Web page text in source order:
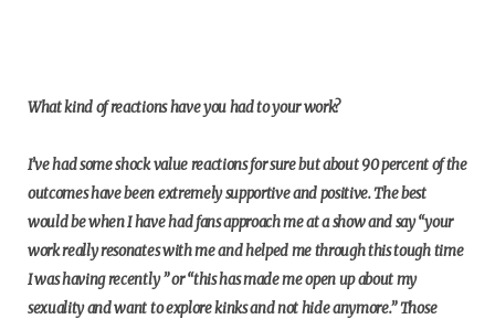
What kind of reactions have you had to your work?
I’ve had some shock value reactions for sure but about 90 percent of the
outcomes have been extremely supportive and positive. The best
would be when I have had fans approach me at a show and say “your
work really resonates with me and helped me through this tough time
I was having recently ” or “this has made me open up about my
sexuality and want to explore kinks and not hide anymore.” Those